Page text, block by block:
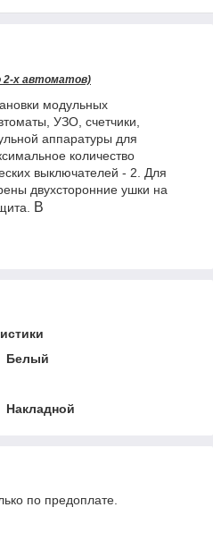
2-х автоматов)
модульных
УЗО, счетчики,
аппаратуры для
количество
выключателей - 2. Для
двухсторонние ушки на
В
Белый
Накладной
по предоплате.